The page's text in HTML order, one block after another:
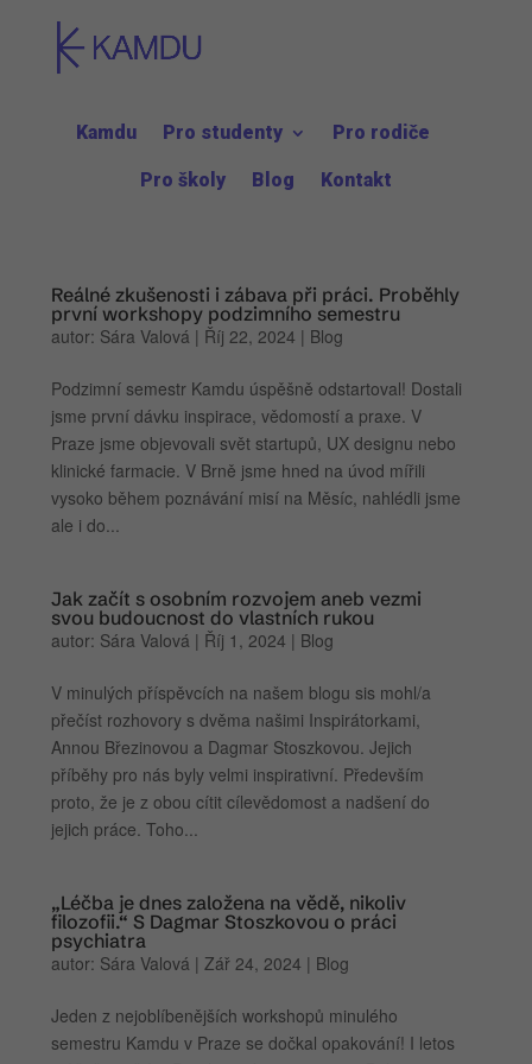
Kamdu Pro studenty Pro rodiče
Pro školy Blog Kontakt
Reálné zkušenosti i zábava při práci. Proběhly
první workshopy podzimního semestru
autor: Sára Valová | Říj 22, 2024 | Blog
Podzimní semestr Kamdu úspěšně odstartoval! Dostali
jsme první dávku inspirace, vědomostí a praxe. V
Praze jsme objevovali svět startupů, UX designu nebo
klinické farmacie. V Brně jsme hned na úvod mířili
vysoko během poznávání misí na Měsíc, nahlédli jsme
ale i do...
Jak začít s osobním rozvojem aneb vezmi
svou budoucnost do vlastních rukou
autor: Sára Valová | Říj 1, 2024 | Blog
V minulých příspěvcích na našem blogu sis mohl/a
přečíst rozhovory s dvěma našimi Inspirátorkami,
Annou Březinovou a Dagmar Stoszkovou. Jejich
příběhy pro nás byly velmi inspirativní. Především
proto, že je z obou cítit cílevědomost a nadšení do
jejich práce. Toho...
„Léčba je dnes založena na vědě, nikoliv
filozofii.“ S Dagmar Stoszkovou o práci
psychiatra
autor: Sára Valová |Zář 24, 2024 | Blog
Jeden z nejoblíbenějších workshopů minulého
semestru Kamdu v Praze se dočkal opakování! I letos